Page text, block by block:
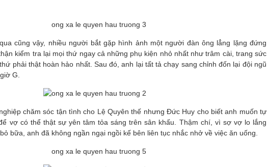
cũng vậy, nhiều người bắt gặp hình ảnh một người đàn ông lẳng lặng đứng
kiểm tra lại mọi thứ ngay cả những phụ kiện nhỏ nhất như trâm cài, trang sức
phải thật hoàn hảo nhất. Sau đó, anh lại tất tả chạy sang chỉnh đốn lại đội ngũ
G.
chăm sóc tận tình cho Lệ Quyên thế nhưng Đức Huy cho biết anh muốn tự
vợ có thể thật sự yên tâm tỏa sáng trên sân khấu. Thậm chí, vì sợ vợ lo lắng
bữa, anh đã không ngần ngại ngồi kế bên liên tục nhắc nhở về việc ăn uống.